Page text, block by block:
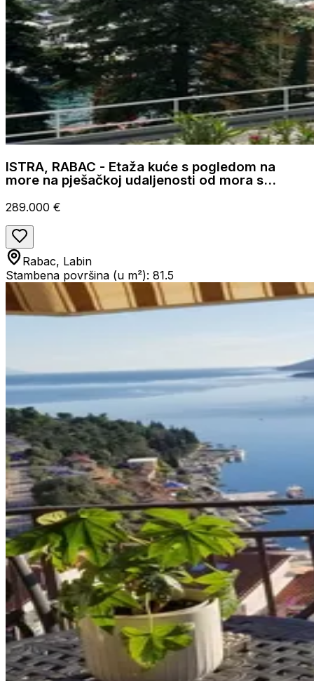
ISTRA, RABAC - Etaža kuće s pogledom na
more na pješačkoj udaljenosti od mora s
289.000 €
Rabac, Labin
Stambena površina (u m²): 81.5